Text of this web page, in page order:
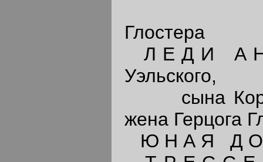
Глостера
Л Е Д И А Н
Уэльского,
сына
жена Герцога
Ю Н А Я Д О